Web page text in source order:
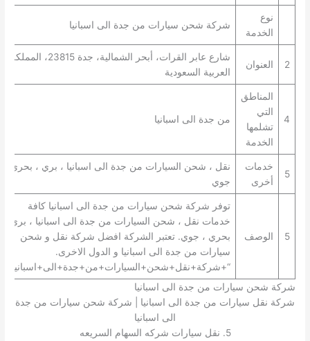
نوع
الخدمة
شركة شحن سيارات من جدة الى اسبانيا
2 العنوان
شارع عابر القرات، أبحر الشمالية، جدة 23815، المملكة
العربية السعودية
4
المناطق
التي
تشلمها
الخدمة
من جدة الى اسبانيا
5
خدمات
أخرى
نقل ، شحن السيارات من جدة الى اسبانيا ، بري ، بحري ،
جوي
5 الوصف
توفر شركة شحن سيارات من جدة الى اسبانيا كافة
خدمات نقل ، شحن السيارات من جدة الى اسبانيا ، بري ،
بحري ، جوي. تعتبر الشركة افضل شركة نقل و شحن
سيارات من جدة الى اسبانيا و الدول الاخرى.
“+شركة+نقل+شحن+السيارات+من+جدة+الى+اسبانيا+”
شركة شحن سيارات من جدة الى اسبانيا
شركة نقل سيارات من جدة الى اسبانيا | شركة شحن سيارات من جدة
الى اسبانيا
5. نقل سيارات شركه السهام السريعه